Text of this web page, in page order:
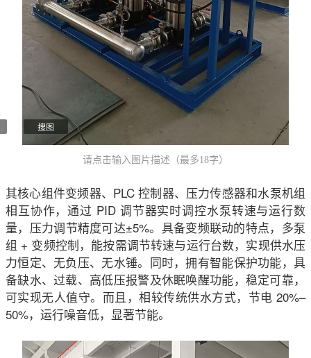
搜图
请点击输入图片描述（最多18字）
其核心组件变频器、PLC 控制器、压力传感器和水泵机组
相互协作，通过 PID 调节器实时调控水泵转速与运行数
量，压力调节精度可达±5%。具备变频联动的特点，多泵
组 + 变频控制，能按需调节转速与运行台数，实现供水压
力恒定、无负压、无水锤。同时，拥有智能保护功能，具
备缺水、过载、高低压报警及休眠唤醒功能，稳定可靠，
可实现无人值守。而且，相较传统供水方式，节电 20%–
50%，运行噪音低，显著节能。